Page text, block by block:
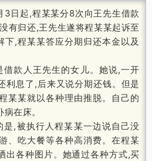
3日起,程某某分8次向王先生借款
有归还,王先生遂将程某某起诉至
,程某某答应分期归还本金以及
借款人王先生的女儿。她说,一开
利息了,后来又说分期还钱。但是
某某就以各种理由推脱。自己的
在床。
是,被执行人程某某一边说自己没
、吃大餐等各种高消费。在程某
出各种图片。她通过各种方式,买